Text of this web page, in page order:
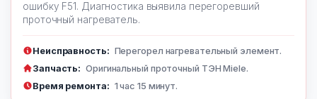
ошибку F51. Диагностика выявила перегоревший
проточный нагреватель.
Неисправность: Перегорел нагревательный элемент.
Запчасть: Оригинальный проточный ТЭН Miele.
Время ремонта: 1 час 15 минут.